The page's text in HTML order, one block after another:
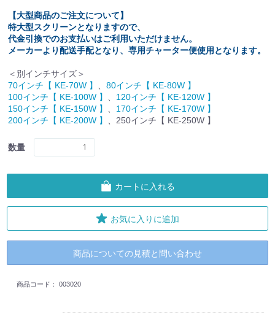
【大型商品のご注文について】
特大型スクリーンとなりますので、
代金引換でのお支払いはご利用いただけません。
メーカーより配送手配となり、 専用チャーター便使用となります。
＜別インチサイズ＞
70インチ【 KE-70W 】
80インチ【 KE-80W 】
100インチ【 KE-100W 】
120インチ【 KE-120W 】
150インチ【 KE-150W 】
170インチ【 KE-170W 】
200インチ【 KE-200W 】
、250インチ【 KE-250W 】
数量
カートに入れる
お気に入りに追加
商品についての見積と問い合わせ
商品コード： 003020